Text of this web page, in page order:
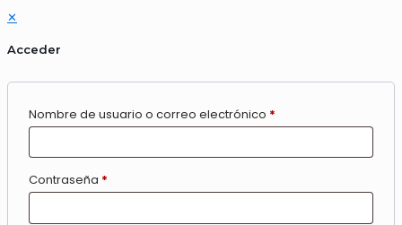
✕
Acceder
Nombre de usuario o correo electrónico *
Contraseña *